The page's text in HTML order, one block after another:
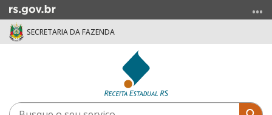
para
menu
SECRETARIA DA FAZENDA
Busque